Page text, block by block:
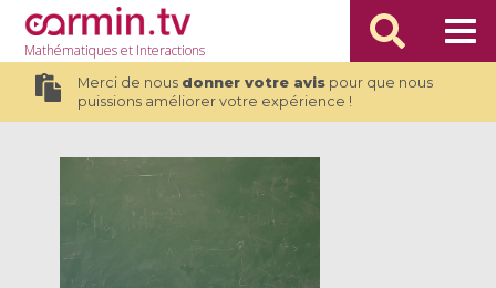
Mathématiqueset Interactions
Merci de nous donner votre avispour que nous
puissions améliorer votre expérience !